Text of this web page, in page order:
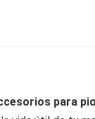
para